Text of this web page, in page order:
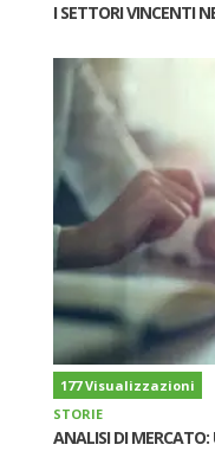
I SETTORI VINCENTI
177 Visualizzazioni
STORIE
ANALISI DI